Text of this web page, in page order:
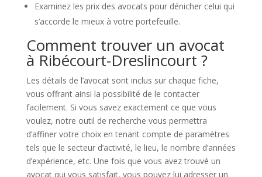
Examinez les prix des avocats pour dénicher celui qui
s’accorde le mieux à votre portefeuille.
Comment trouver un avocat
à Ribécourt-Dreslincourt ?
Les détails de l’avocat sont inclus sur chaque fiche,
vous offrant ainsi la possibilité de le contacter
facilement. Si vous savez exactement ce que vous
voulez, notre outil de recherche vous permettra
d’affiner votre choix en tenant compte de paramètres
tels que le secteur d’activité, le lieu, le nombre d’années
d’expérience, etc. Une fois que vous avez trouvé un
avocat qui vous satisfait, vous pouvez lui adresser un